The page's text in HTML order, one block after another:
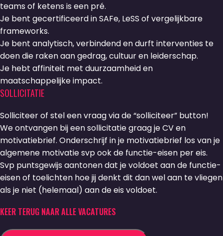
teams of ketens is een pré.
Je bent gecertificeerd in SAFe, LeSS of vergelijkbare
frameworks.
Je bent analytisch, verbindend en durft interventies te
doen die raken aan gedrag, cultuur en leiderschap.
Je hebt affiniteit met duurzaamheid en
maatschappelijke impact.
SOLLICITATIE
Solliciteer of stel een vraag via de “solliciteer” button!
We ontvangen bij een sollicitatie graag je CV en
motivatiebrief. Onderschrijf in je motivatiebrief los van je
algemene motivatie svp ook de functie-eisen per eis.
Svp puntsgewijs aantonen dat je voldoet aan de functie-
eisen of toelichten hoe jij denkt dit dan wel aan te vliegen
als je niet (helemaal) aan de eis voldoet.
KEER TERUG NAAR ALLE VACATURES